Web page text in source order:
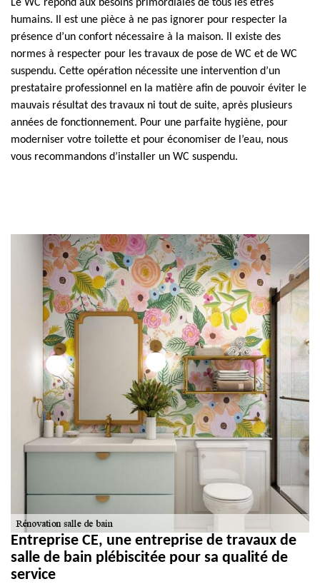
Le WC répond aux besoins primordiales de tous les êtres
humains. Il est une pièce à ne pas ignorer pour respecter la
présence d’un confort nécessaire à la maison. Il existe des
normes à respecter pour les travaux de pose de WC et de WC
suspendu. Cette opération nécessite une intervention d’un
prestataire professionnel en la matière afin de pouvoir éviter le
mauvais résultat des travaux ni tout de suite, après plusieurs
années de fonctionnement. Pour une parfaite hygiène, pour
moderniser votre toilette et pour économiser de l’eau, nous
vous recommandons d’installer un WC suspendu.
Entreprise CE, une entreprise de travaux de
salle de bain plébiscitée pour sa qualité de
service